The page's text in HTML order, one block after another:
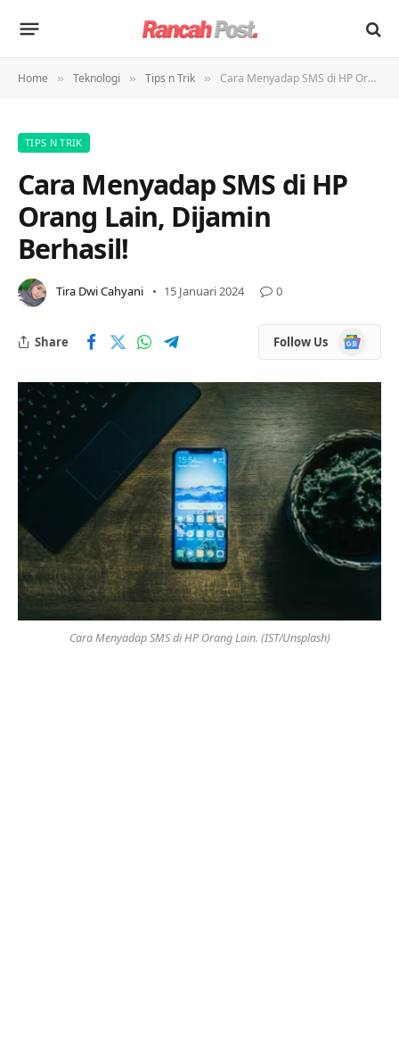
Home » Teknologi » Tips n Trik » Cara Menyadap SMS di HP Orang Lain, Dijamin Berhasil!
TIPS N TRIK
Cara Menyadap SMS di HP
Orang Lain, Dijamin
Berhasil!
Tira Dwi Cahyani 15 Januari 2024 0
Share Follow Us
Google
News
Cara Menyadap SMS di HP Orang Lain. (IST/Unsplash)